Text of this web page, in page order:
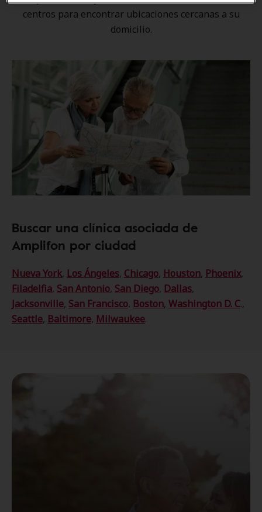
centros para encontrar ubicaciones cercanas a su
domicilio.
Buscar una clínica asociada de
Amplifon por ciudad
Nueva York, Los Ángeles, Chicago, Houston, Phoenix,
Filadelfia, San Antonio, San Diego, Dallas,
Jacksonville, San Francisco, Boston, Washington D. C.,
Seattle, Baltimore, Milwaukee.